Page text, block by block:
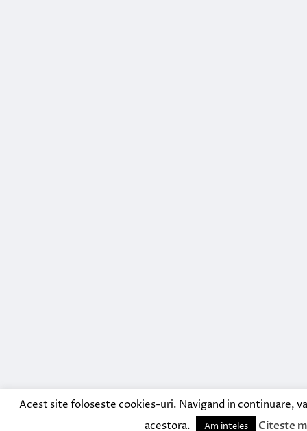
Acest site foloseste cookies-uri. Navigand in continuare,
acestora.
Am inteles Citeste